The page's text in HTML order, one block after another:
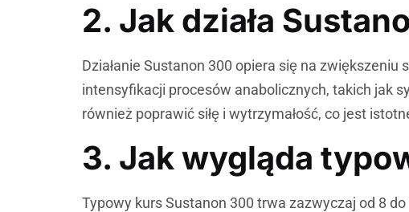
2. Jak działa
Działanie Sustanon 300 opiera się na
intensyfikacji procesów anabolicznych, takich jak
również poprawić siłę i wytrzymałość, co jest
3. Jak wygląda
Typowy kurs Sustanon 300 trwa zazwyczaj od 8